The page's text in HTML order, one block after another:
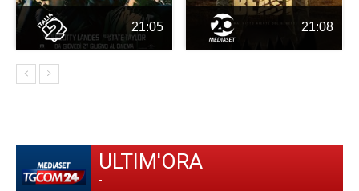
21:05 21:08
ULTIM'ORA
-